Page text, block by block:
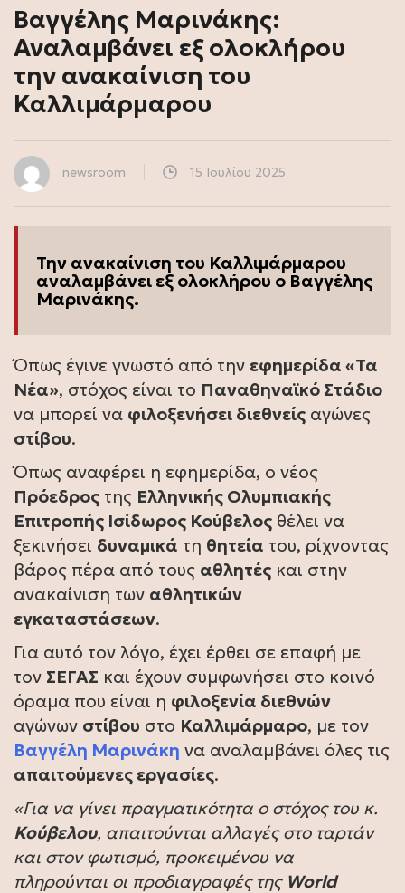
Βαγγέλης Μαρινάκης:
Αναλαμβάνει εξ ολοκλήρου
την ανακαίνιση του
Καλλιμάρμαρου
newsroom 15 Ιουλίου 2025
Την ανακαίνιση του Καλλιμάρμαρου
αναλαμβάνει εξ ολοκλήρου ο Βαγγέλης
Μαρινάκης.
Όπως έγινε γνωστό από την εφημερίδα «Τα
Νέα», στόχος είναι το Παναθηναϊκό Στάδιο
να μπορεί να φιλοξενήσει διεθνείς αγώνες
στίβου.
Όπως αναφέρει η εφημερίδα, ο νέος
Πρόεδρος της Ελληνικής Ολυμπιακής
Επιτροπής Ισίδωρος Κούβελος θέλει να
ξεκινήσει δυναμικά τη θητεία του, ρίχνοντας
βάρος πέρα από τους αθλητές και στην
ανακαίνιση των αθλητικών
εγκαταστάσεων.
Για αυτό τον λόγο, έχει έρθει σε επαφή με
τον ΣΕΓΑΣ και έχουν συμφωνήσει στο κοινό
όραμα που είναι η φιλοξενία διεθνών
αγώνων στίβου στο Καλλιμάρμαρο, με τον
Βαγγέλη Μαρινάκη να αναλαμβάνει όλες τις
απαιτούμενες εργασίες.
«Για να γίνει πραγματικότητα ο στόχος του κ.
Κούβελου, απαιτούνται αλλαγές στο ταρτάν
και στον φωτισμό, προκειμένου να
πληρούνται οι προδιαγραφές της World